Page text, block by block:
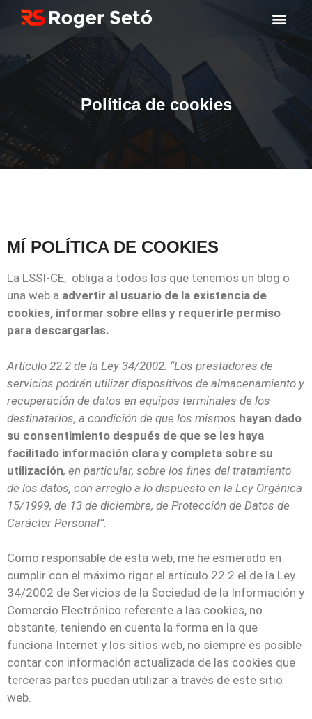
Política de cookies
MÍ POLÍTICA DE COOKIES
La LSSI-CE, obliga a todos los que tenemos un blog o
una web a advertir al usuario de la existencia de
cookies, informar sobre ellas y requerirle permiso
para descargarlas.
Artículo 22.2 de la Ley 34/2002. “Los prestadores de
servicios podrán utilizar dispositivos de almacenamiento y
recuperación de datos en equipos terminales de los
destinatarios, a condición de que los mismos hayan dado
su consentimiento después de que se les haya
facilitado información clara y completa sobre su
utilización, en particular, sobre los fines del tratamiento
de los datos, con arreglo a lo dispuesto en la Ley Orgánica
15/1999, de 13 de diciembre, de Protección de Datos de
Carácter Personal”.
Como responsable de esta web, me he esmerado en
cumplir con el máximo rigor el artículo 22.2 el de la Ley
34/2002 de Servicios de la Sociedad de la Información y
Comercio Electrónico referente a las cookies, no
obstante, teniendo en cuenta la forma en la que
funciona Internet y los sitios web, no siempre es posible
contar con información actualizada de las cookies que
terceras partes puedan utilizar a través de este sitio
web.